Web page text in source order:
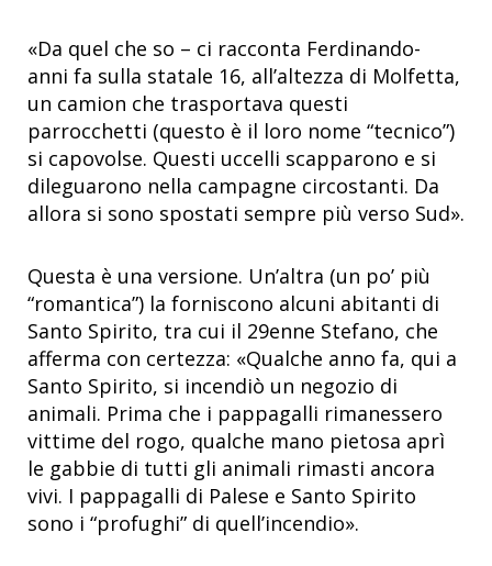
«Da quel che so – ci racconta Ferdinando-
anni fa sulla statale 16, all’altezza di Molfetta,
un camion che trasportava questi
parrocchetti (questo è il loro nome “tecnico”)
si capovolse. Questi uccelli scapparono e si
dileguarono nella campagne circostanti. Da
allora si sono spostati sempre più verso Sud».
Questa è una versione. Un’altra (un po’ più
“romantica”) la forniscono alcuni abitanti di
Santo Spirito, tra cui il 29enne Stefano, che
afferma con certezza: «Qualche anno fa, qui a
Santo Spirito, si incendiò un negozio di
animali. Prima che i pappagalli rimanessero
vittime del rogo, qualche mano pietosa aprì
le gabbie di tutti gli animali rimasti ancora
vivi. I pappagalli di Palese e Santo Spirito
sono i “profughi” di quell’incendio».